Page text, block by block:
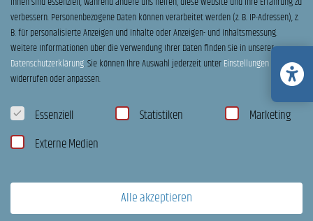
Victoria | Tresalo 15
verbessern.Personenbezogene Daten können verarbeitet werden (z. B. IP-Adressen), z.
B. für personalisierte Anzeigen und Inhalte oder Anzeigen- und Inhaltsmessung.
Weitere Informationen über die Verwendung Ihrer Daten finden Sie in unserer
Datenschutzerklärung.Sie können Ihre Auswahl jederzeit unterEinstellungen
widerrufen oder anpassen.
Datenschutzeinstellungen
Essenziell Statistiken
Marketing
Externe Medien
Alle akzeptieren